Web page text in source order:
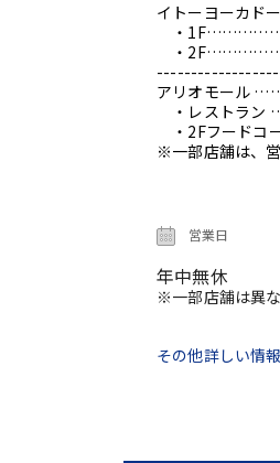
イトーヨーカドー
・
・
アリオモール
・レストラ
・2Fフード
※一部店舗は、
営業日
年中無休
※一部店舗は異な
その他詳しい情